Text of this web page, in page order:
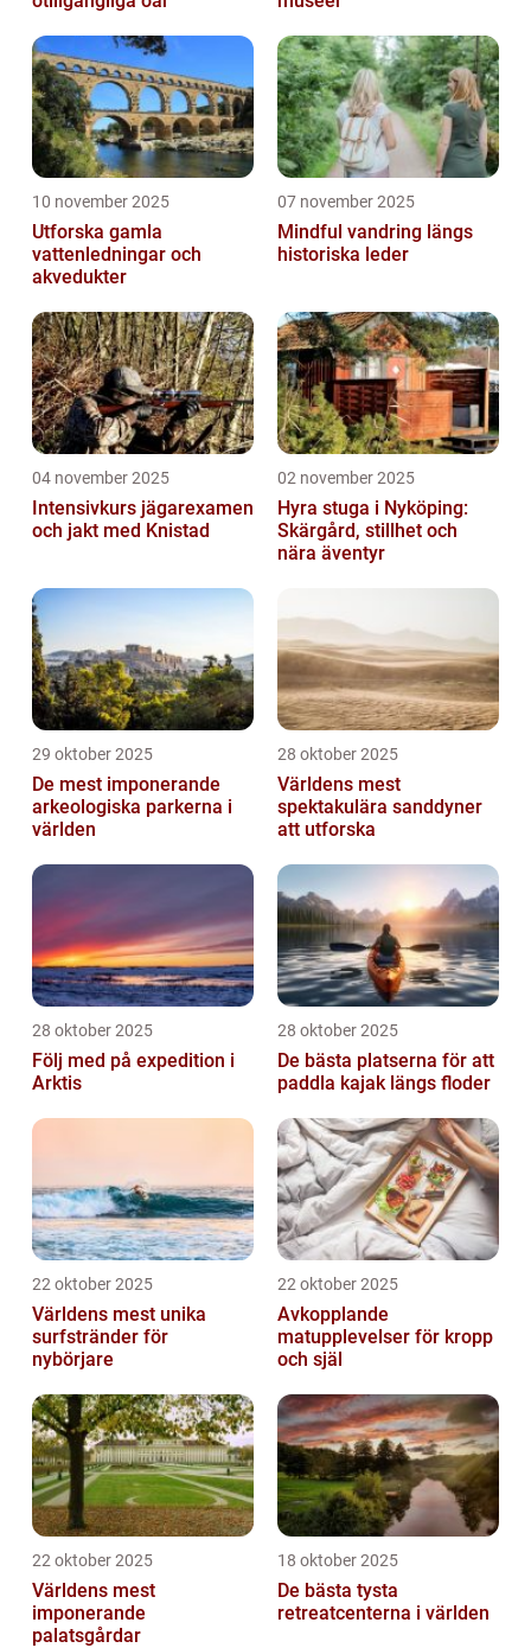
10 november 2025
Utforska gamla
vattenledningar och
akvedukter
07 november 2025
Mindful vandring längs
historiska leder
04 november 2025
Intensivkurs jägarexamen
och jakt med Knistad
02 november 2025
Hyra stuga i Nyköping:
Skärgård, stillhet och
nära äventyr
29 oktober 2025
De mest imponerande
arkeologiska parkerna i
världen
28 oktober 2025
Världens mest
spektakulära sanddyner
att utforska
28 oktober 2025
Följ med på expedition i
Arktis
28 oktober 2025
De bästa platserna för att
paddla kajak längs floder
22 oktober 2025
Världens mest unika
surfstränder för
nybörjare
22 oktober 2025
Avkopplande
matupplevelser för kropp
och själ
22 oktober 2025
Världens mest
imponerande
palatsgårdar
18 oktober 2025
De bästa tysta
retreatcenterna i världen